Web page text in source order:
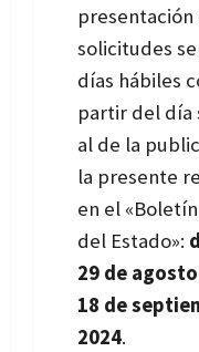
presentación
solicitudes
días hábiles
partir del día
al de la
la presente
en el
del Estado»:
29 de
18 de
2024.